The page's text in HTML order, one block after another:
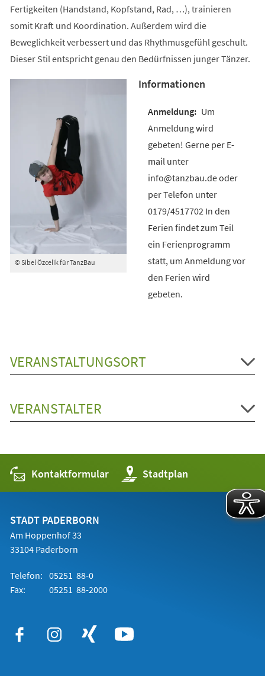
Fertigkeiten (Handstand, Kopfstand, Rad, …), trainieren
somit Kraft und Koordination. Außerdem wird die
Beweglichkeit verbessert und das Rhythmusgefühl geschult.
Dieser Stil entspricht genau den Bedürfnissen junger Tänzer.
© Sibel Özcelik für TanzBau
Informationen
Um
Anmeldung wird
gebeten! Gerne per E-
mail unter
info@tanzbau.de oder
per Telefon unter
0179/4517702 In den
Ferien findet zum Teil
ein Ferienprogramm
statt, um Anmeldung vor
den Ferien wird
gebeten.
VERANSTALTUNGSORT
VERANSTALTER
Kontaktformular Stadtplan
(Öffnet
in
einem
STADT PADERBORN
Am Hoppenhof 33
33104 Paderborn
Telefon: 05251 88-0
Fax:
05251 88-2000